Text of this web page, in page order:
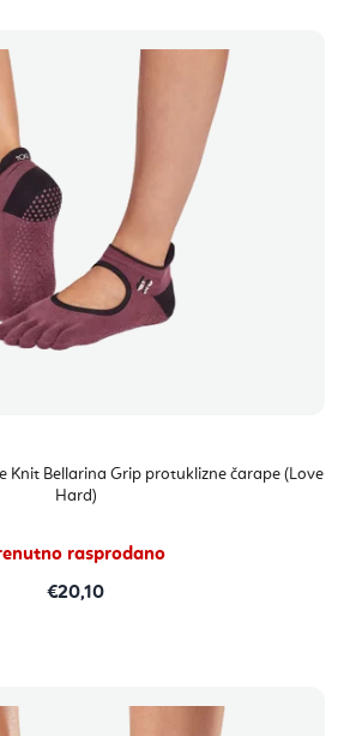
Knit Bellarina Grip protuklizne čarape (Love
Hard)
rasprodano
€20,10